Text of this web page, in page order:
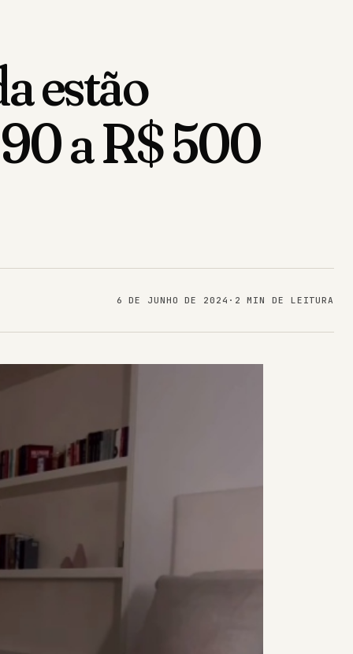
estão
a R$ 500
6 DE JUNHO DE 2024 · 2 MIN DE LEITURA